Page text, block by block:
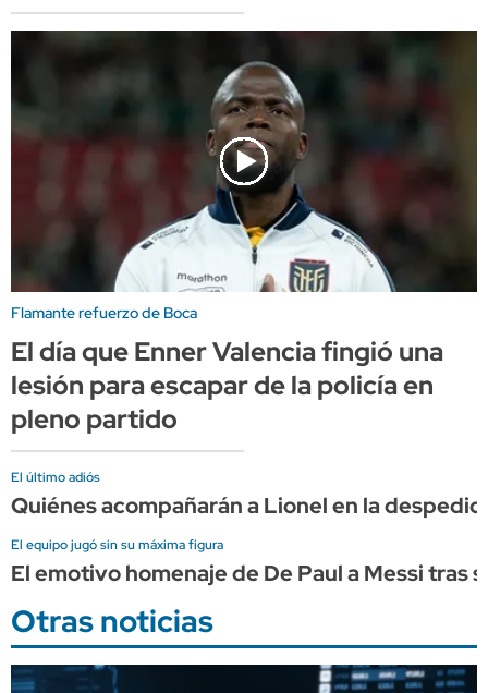
Flamante refuerzo de Boca
El día que Enner Valencia fingió una
lesión para escapar de la policía en
pleno partido
El último adiós
Quiénes acompañarán a Lionel en la
El equipo jugó sin su máxima figura
El emotivo homenaje de De Paul a Messi tras
Otras noticias